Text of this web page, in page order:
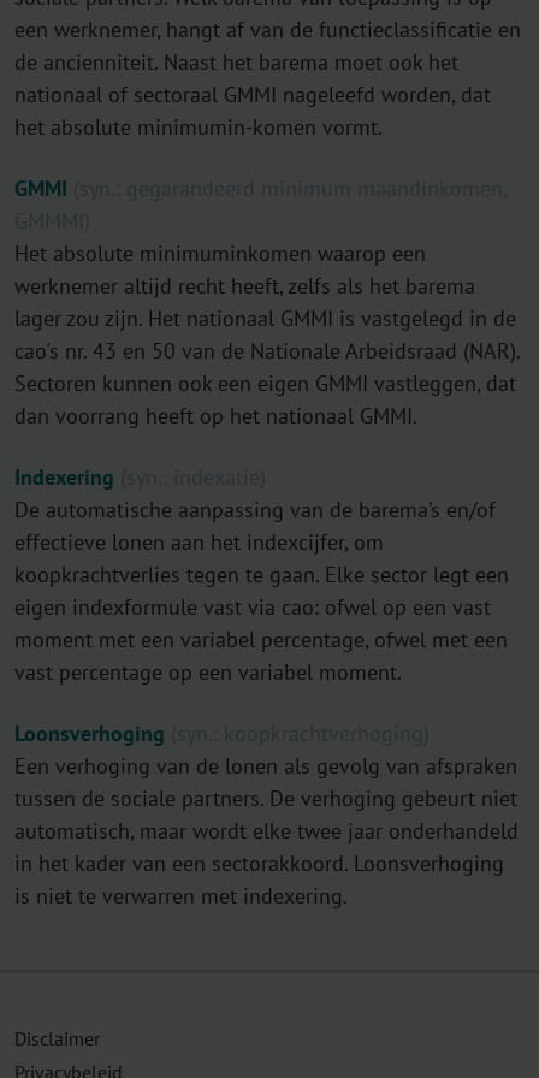
een werknemer, hangt af van de functieclassificatie en
de ancienniteit. Naast het barema moet ook het
nationaal of sectoraal GMMI nageleefd worden, dat
het absolute minimumin-komen vormt.
GMMI
Het absolute minimuminkomen waarop een
werknemer altijd recht heeft, zelfs als het barema
lager zou zijn. Het nationaal GMMI is vastgelegd in de
cao's nr. 43 en 50 van de Nationale Arbeidsraad (NAR).
Sectoren kunnen ook een eigen GMMI vastleggen, dat
dan voorrang heeft op het nationaal GMMI.
Indexering
De automatische aanpassing van de barema’s en/of
effectieve lonen aan het indexcijfer, om
koopkrachtverlies tegen te gaan. Elke sector legt een
eigen indexformule vast via cao: ofwel op een vast
moment met een variabel percentage, ofwel met een
vast percentage op een variabel moment.
Loonsverhoging
Een verhoging van de lonen als gevolg van afspraken
tussen de sociale partners. De verhoging gebeurt niet
automatisch, maar wordt elke twee jaar onderhandeld
in het kader van een sectorakkoord. Loonsverhoging
is niet te verwarren met indexering.
Disclaimer
Privacybeleid